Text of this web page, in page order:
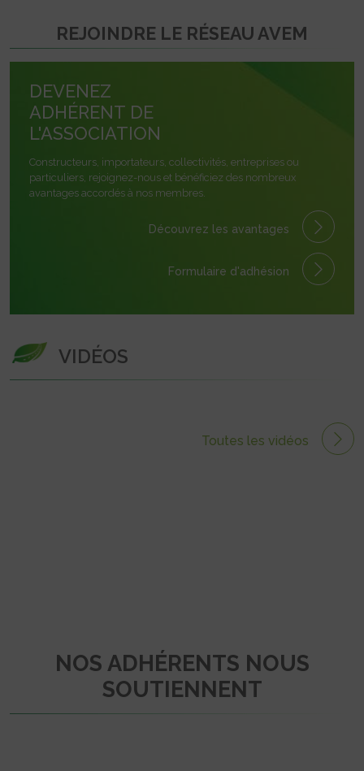
REJOINDRE LE RÉSEAU AVEM
DEVENEZ
ADHÉRENT DE
L'ASSOCIATION
Constructeurs, importateurs, collectivités, entreprises ou
particuliers, rejoignez-nous et bénéficiez des nombreux
avantages accordés à nos membres.
Découvrez les avantages
Formulaire d'adhésion
VIDÉOS
Toutes les vidéos
NOS ADHÉRENTS NOUS
SOUTIENNENT